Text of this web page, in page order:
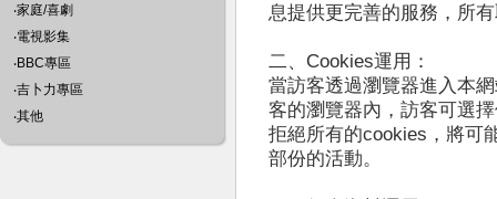
‧家庭/喜劇
‧電視影集
‧BBC專區
‧吉卜力專區
‧其他
息提供更完善的服務，所
二、Cookies運用：
當訪客透過瀏覽器進入本
客的瀏覽器內，訪客可選
拒絕所有的cookies，將可
部份的活動。